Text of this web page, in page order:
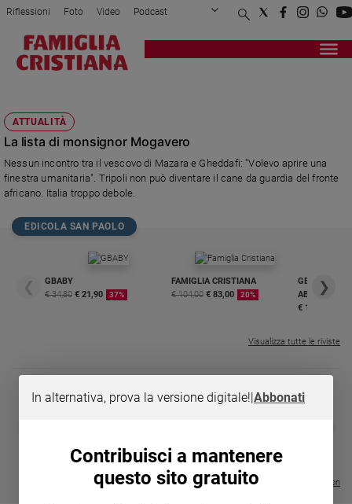
Attualità
Politica
Mondo
Economia
Legalità
giustizia
Sport
Papa
Chiesa
Riflessioni Foto Video Podcast
Privacy Policy Chi siamo
Registrati Redazione
ATTUALITÀ
La lista di monsignor Mogavero
Nessun incontro tra il vescovo di Mazara e Gheddafi: "Volevo aprire una
finestra umanitaria". Tripoli non può diventare il cane da guardia del fronte
africano. Italia troppo debole.
EDICOLA SAN PAOLO
❮
GBABY
€ 34,80 € 21,90 37%
FAMIGLIA CRISTIANA
€ 104,00 € 83,00 20%
GBABY
€ 16,99
❯
Visualizza tutte le riviste
- VOL DA 1 AL 5
€ 64,50
Visualizza tutte le collection
In alternativa, prova la versione digitale!|Abbonati
Contribuisci a mantenere
questo sito gratuito